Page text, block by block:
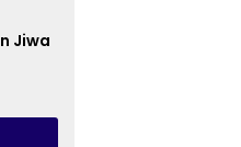
Jiwa